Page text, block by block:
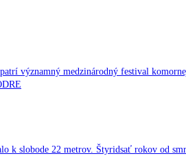
významný medzinárodný festival
k slobode 22 metrov. Štyridsať rokov od